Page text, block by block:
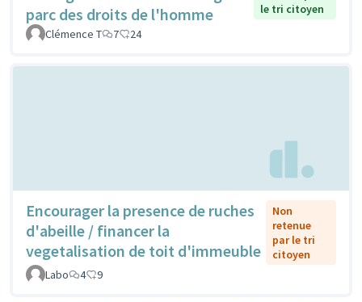
parc des droits de l'homme
le tri citoyen
Clémence T
7 24
Encourager la presence de ruches
d'abeille / financer la
vegetalisation de toit d'immeuble
Non
retenue
par le tri
citoyen
Labo
4 9